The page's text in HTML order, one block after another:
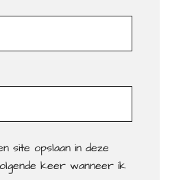
site opslaan in deze
keer wanneer ik